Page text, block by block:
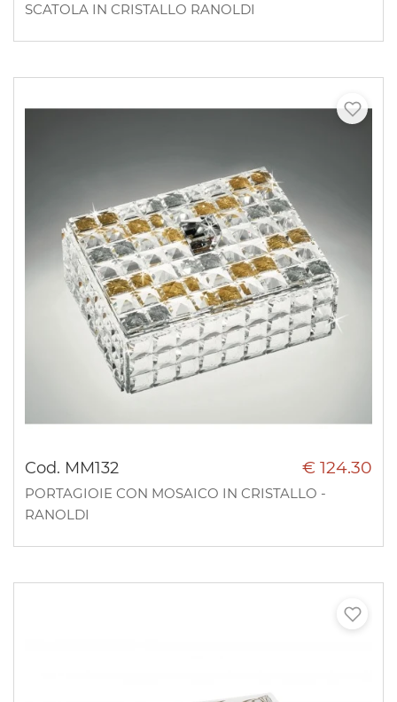
SCATOLA IN CRISTALLO RANOLDI
Cod. MM132 € 124.30
PORTAGIOIE CON MOSAICO IN CRISTALLO -
RANOLDI